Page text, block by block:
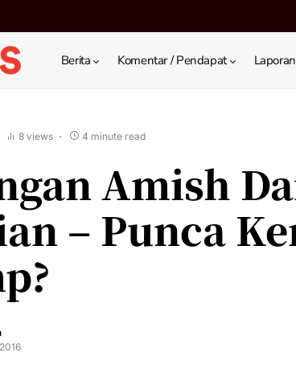
Berita Komentar / Pendapat Laporan
8 views 4 minute read
Amish
– Punca